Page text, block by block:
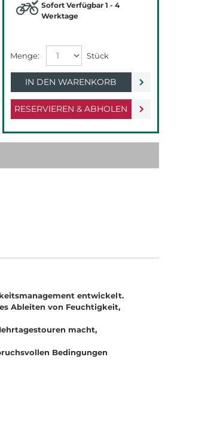
RESERVIEREN & ABHOLEN
Sofort Verfügbar 1 - 4
Werktage
IN DEN WARENKORB
entwickelt.
Ableiten von Feuchtigkeit,
macht,
Bedingungen